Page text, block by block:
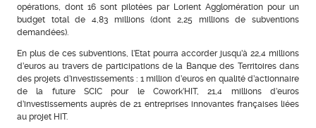
opérations, dont 16 sont pilotées par Lorient Agglomération pour un
budget total de 4,83 millions (dont 2,25 millions de subventions
demandées).
En plus de ces subventions, l’Etat pourra accorder jusqu’à 22,4 millions
d’euros au travers de participations de la Banque des Territoires dans
des projets d’investissements : 1 million d’euros en qualité d’actionnaire
de la future SCIC pour le Cowork’HIT, 21,4 millions d’euros
d’investissements auprès de 21 entreprises innovantes françaises liées
au projet HIT.